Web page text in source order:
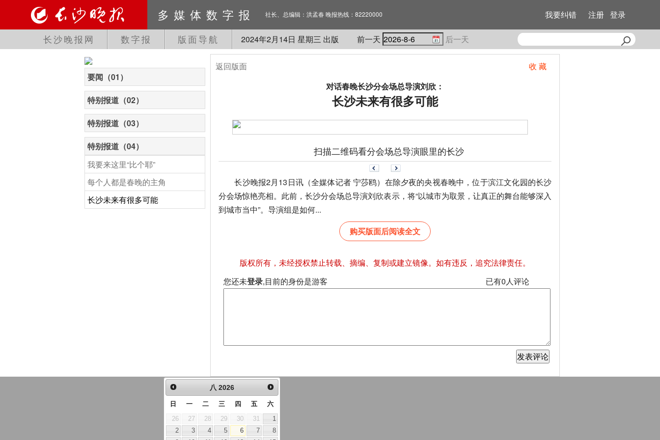
多媒体数字报 社长、总编辑：洪孟春 晚报热线：82220000 我要纠错 注册 登录
长沙晚报网 数字报 版面导航 2024年2月14日 星期三 出版 前一天 后一天
要闻（01）
特别报道（02）
特别报道（03）
特别报道（04）
我要来这里“比个耶”
每个人都是春晚的主角
长沙未来有很多可能
返回版面
收 藏
对话春晚长沙分会场总导演刘欣：
长沙未来有很多可能
扫描二维码看分会场总导演眼里的长沙
长沙晚报2月13日讯（全媒体记者 宁莎鸥）在除夕夜的央视春晚中，位于滨江文化园的长沙
分会场惊艳亮相。此前，长沙分会场总导演刘欣表示，将“以城市为取景，让真正的舞台能够深入
到城市当中”。导演组是如何...
购买版面后阅读全文
版权所有，未经授权禁止转载、摘编、复制或建立镜像。如有违反，追究法律责任。
您还未登录,目前的身份是游客 已有0人评论
八 2026
日 一 二 三 四 五 六
26 27 28 29 30 31
1
2
3 4 5 6 7
8